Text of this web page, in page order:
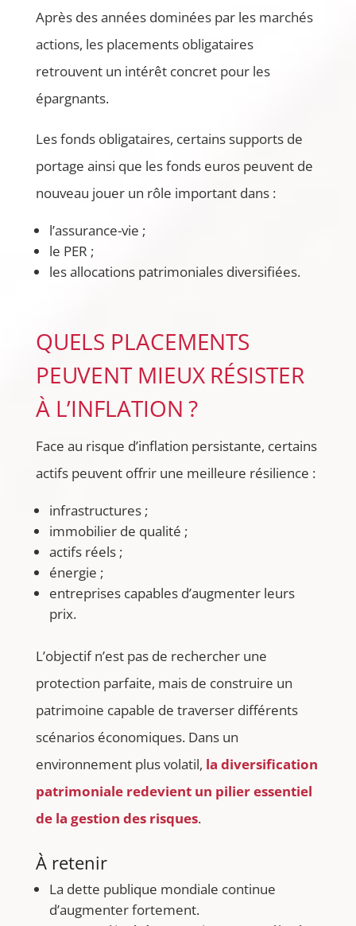
Après des années dominées par les marchés
actions, les placements obligataires
retrouvent un intérêt concret pour les
épargnants.
Les fonds obligataires, certains supports de
portage ainsi que les fonds euros peuvent de
nouveau jouer un rôle important dans :
l’assurance-vie ;
le PER ;
les allocations patrimoniales diversifiées.
QUELS PLACEMENTS
PEUVENT MIEUX RÉSISTER
À L’INFLATION ?
Face au risque d’inflation persistante, certains
actifs peuvent offrir une meilleure résilience :
infrastructures ;
immobilier de qualité ;
actifs réels ;
énergie ;
entreprises capables d’augmenter leurs
prix.
L’objectif n’est pas de rechercher une
protection parfaite, mais de construire un
patrimoine capable de traverser différents
scénarios économiques. Dans un
environnement plus volatil, la diversification
patrimoniale redevient un pilier essentiel
de la gestion des risques.
À retenir
La dette publique mondiale continue
d’augmenter fortement.